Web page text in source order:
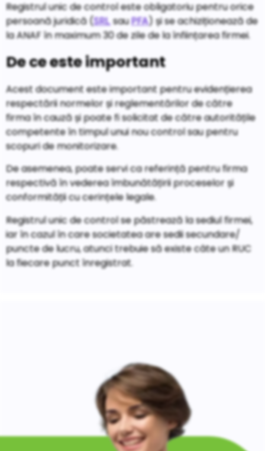
Registrul unic de control este obligatoriu pentru orice
persoană juridică ( SRLsauPFA) și se achiziționează de
la ANAF în maximum 30 de zile de la înființarea firmei.
De ce este important
Acest document este important pentru evidențierea
respectării normelor și reglementărilor de către
firma în cauză și poate fi solicitat de către autoritățile
competente în timpul unui nou control sau pentru
scopuri de monitorizare.
De asemenea, poate servi ca referință pentru firma
respectivă în vederea îmbunătățirii proceselor și
conformității cu cerințele legale.
Registrul unic de control se păstrează la sediul firmei,
iar în cazul în care societatea are sedii secundare/
puncte de lucru, atunci trebuie să existe câte un RUC
la fiecare punct înregistrat.